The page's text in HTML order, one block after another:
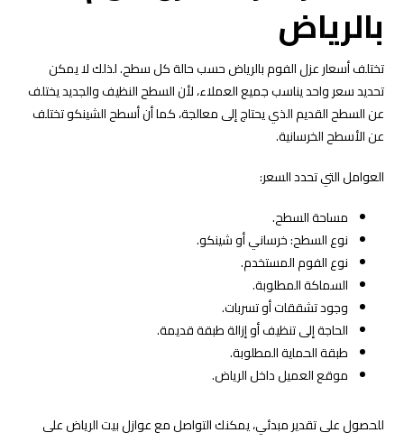
بالرياض
تختلف أسعار عزل الفوم بالرياض حسب حالة كل سطح. لذلك لا يمكن
تحديد سعر واحد يناسب جميع العملاء، لأن السطح النظيف والجديد يختلف
عن السطح القديم الذي يحتاج إلى معالجة، كما أن أسطح الشينكو تختلف
عن الأسطح الخرسانية.
العوامل التي تحدد السعر:
مساحة السطح.
نوع السطح: خرساني أو شينكو.
نوع الفوم المستخدم.
السماكة المطلوبة.
وجود تشققات أو تسربات.
الحاجة إلى تنظيف أو إزالة طبقة قديمة.
طبقة الحماية المطلوبة.
موقع العميل داخل الرياض.
للحصول على تقدير مبدئي، يمكنك التواصل مع عوازل بيت الرياض على